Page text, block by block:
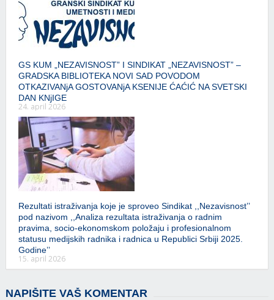
GS KUM „NEZAVISNOST” I SINDIKAT „NEZAVISNOST” –
GRADSKA BIBLIOTEKA NOVI SAD POVODOM
OTKAZIVANjA GOSTOVANjA KSENIJE ĆAĆIĆ NA SVETSKI
DAN KNjIGE
24. april 2026
Rezultati istraživanja koje je sproveo Sindikat ,,Nezavisnost’’
pod nazivom ,,Analiza rezultata istraživanja o radnim
pravima, socio-ekonomskom položaju i profesionalnom
statusu medijskih radnika i radnica u Republici Srbiji 2025.
Godine’’
15. april 2026
NAPIŠITE VAŠ KOMENTAR